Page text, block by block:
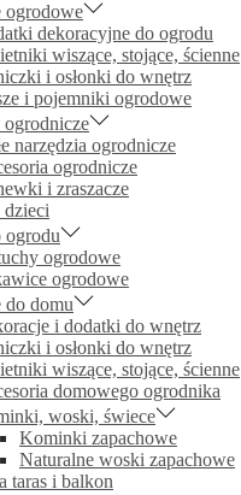
ogrodowe
dekoracyjne do ogrodu
wiszące, stojące, ścienne
i osłonki do wnętrz
i pojemniki ogrodowe
ogrodnicze
narzędzia ogrodnicze
ogrodnicze
i zraszacze
ogrodu
ogrodowe
ogrodowe
do domu
i dodatki do wnętrz
i osłonki do wnętrz
wiszące, stojące, ścienne
domowego ogrodnika
woski, świece
Kominki zapachowe
Naturalne woski zapachowe
taras i balkon